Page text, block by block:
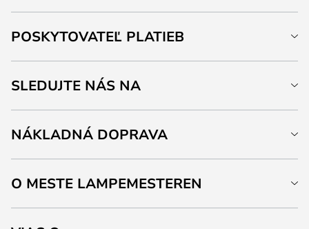
POSKYTOVATEĽ PLATIEB
SLEDUJTE NÁS NA
NÁKLADNÁ DOPRAVA
O MESTE LAMPEMESTEREN